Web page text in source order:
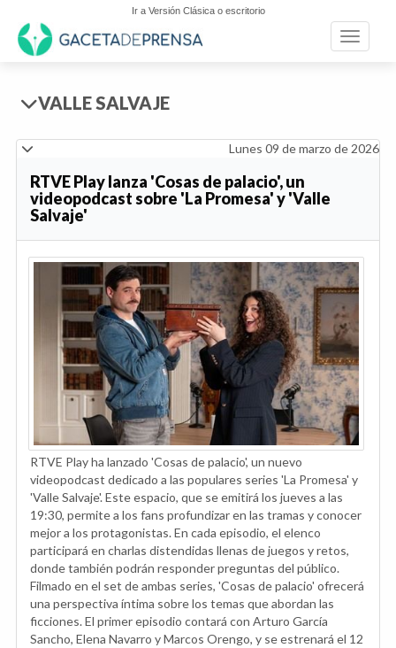
Ir a Versión Clásica o escritorio
Toggle
VALLE SALVAJE
Lunes 09 de marzo de 2026
RTVE Play lanza 'Cosas de palacio', un
videopodcast sobre 'La Promesa' y 'Valle
Salvaje'
RTVE Play ha lanzado 'Cosas de palacio', un nuevo
videopodcast dedicado a las populares series 'La Promesa' y
'Valle Salvaje'. Este espacio, que se emitirá los jueves a las
19:30, permite a los fans profundizar en las tramas y conocer
mejor a los protagonistas. En cada episodio, el elenco
participará en charlas distendidas llenas de juegos y retos,
donde también podrán responder preguntas del público.
Filmado en el set de ambas series, 'Cosas de palacio' ofrecerá
una perspectiva íntima sobre los temas que abordan las
ficciones. El primer episodio contará con Arturo García
Sancho, Elena Navarro y Marcos Orengo, y se estrenará el 12